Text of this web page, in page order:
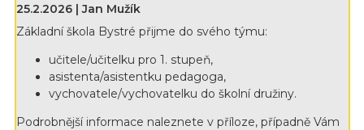
25.2.2026 | Jan Mužík
Základní škola Bystré přijme do svého týmu:
učitele/učitelku pro 1. stupeň,
asistenta/asistentku pedagoga,
vychovatele/vychovatelku do školní družiny.
Podrobnější informace naleznete v příloze, případně Vám